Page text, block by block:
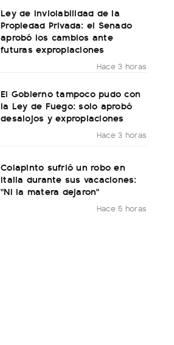
Ley de Inviolabilidad de la
Propiedad Privada: el Senado
aprobó los cambios ante
futuras expropiaciones
Hace 3 horas
El Gobierno tampoco pudo con
la Ley de Fuego: solo aprobó
desalojos y expropiaciones
Hace 3 horas
Colapinto sufrió un robo en
Italia durante sus vacaciones:
"Ni la matera dejaron"
Hace 5 horas